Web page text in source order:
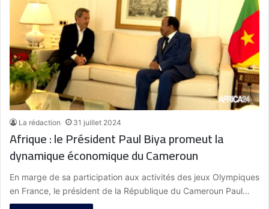
La rédaction 31 juillet 2024
Afrique : le Président Paul Biya promeut la
dynamique économique du Cameroun
En marge de sa participation aux activités des jeux Olympiques
en France, le président de la République du Cameroun Paul…